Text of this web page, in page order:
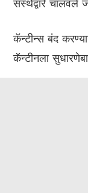
संस्थेद्वारे चालवले
कॅन्टीन्स बंद
कॅन्टीनला